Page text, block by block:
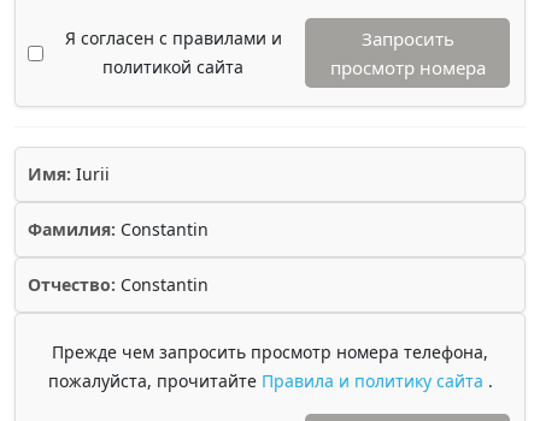
Я согласен с правилами и
политикой сайта
Запросить
просмотр номера
Имя: Iurii
Фамилия: Constantin
Отчество: Constantin
Прежде чем запросить просмотр номера телефона,
пожалуйста, прочитайте Правила и политику сайта .